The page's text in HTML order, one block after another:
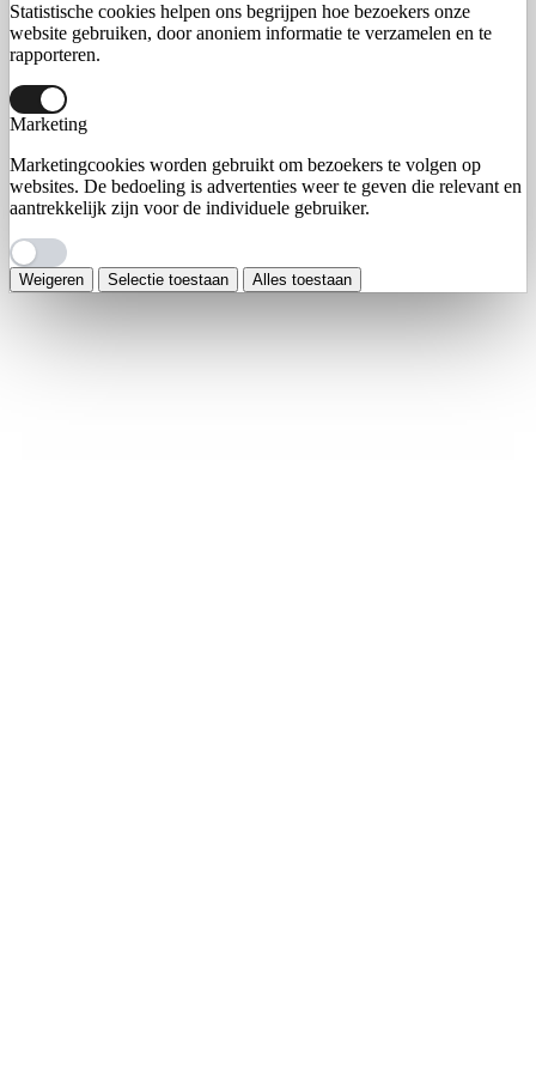
Statistische cookies helpen ons begrijpen hoe bezoekers onze
website gebruiken, door anoniem informatie te verzamelen en te
rapporteren.
Marketing
Marketingcookies worden gebruikt om bezoekers te volgen op
websites. De bedoeling is advertenties weer te geven die relevant en
aantrekkelijk zijn voor de individuele gebruiker.
Weigeren Selectie toestaan Alles toestaan